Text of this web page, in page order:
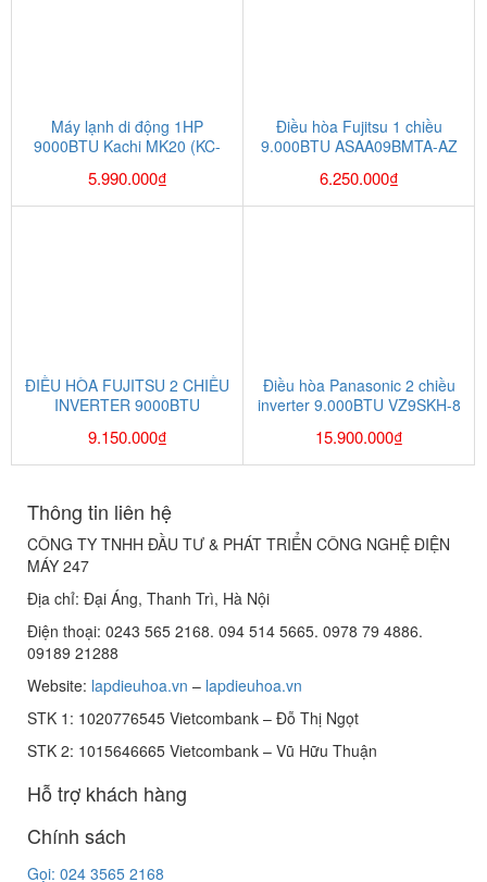
Máy lạnh di động 1HP
9000BTU Kachi MK20 (KC-
5.990.000₫
Điều hòa Fujitsu 1 chiều
9.000BTU ASAA09BMTA-AZ
6.250.000₫
ĐIỀU HÒA FUJITSU 2 CHIỀU
INVERTER 9000BTU
9.150.000₫
Điều hòa Panasonic 2 chiều
inverter 9.000BTU VZ9SKH-8
15.900.000₫
Thông tin liên hệ
CÔNG TY TNHH ĐẦU TƯ & PHÁT TRIỂN CÔNG NGHỆ ĐIỆN
MÁY 247
Địa chỉ: Đại Áng, Thanh Trì, Hà Nội
Điện thoại: 0243 565 2168. 094 514 5665. 0978 79 4886.
09189 21288
Website: lapdieuhoa.vn – lapdieuhoa.vn
STK 1: 1020776545 Vietcombank – Đỗ Thị Ngọt
STK 2: 1015646665 Vietcombank – Vũ Hữu Thuận
Hỗ trợ khách hàng
Chính sách
Gọi: 024 3565 2168